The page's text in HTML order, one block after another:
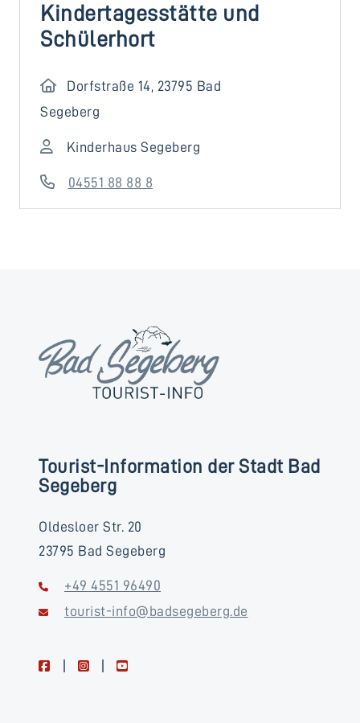
Kindertagesstätte und
Schülerhort
Dorfstraße 14, 23795 Bad
Segeberg
Kinderhaus Segeberg
04551 88 88 8
Tourist-Information der Stadt Bad
Segeberg
Oldesloer Str. 20
23795 Bad Segeberg
+49 4551 96490
tourist-info@badsegeberg.de
facebookinstagramyoutube